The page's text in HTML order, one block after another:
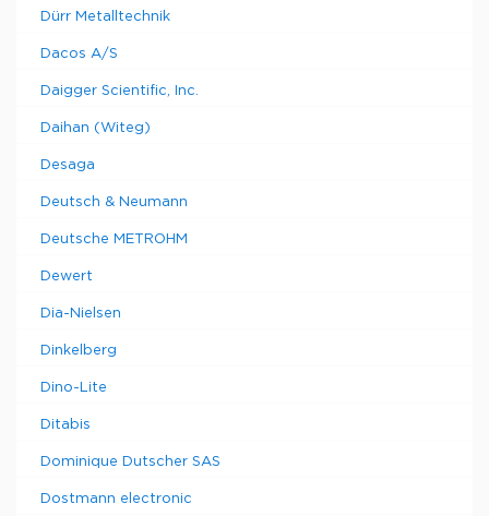
Dürr Metalltechnik
Dacos A/S
Daigger Scientific, Inc.
Daihan (Witeg)
Desaga
Deutsch & Neumann
Deutsche METROHM
Dewert
Dia-Nielsen
Dinkelberg
Dino-Lite
Ditabis
Dominique Dutscher SAS
Dostmann electronic